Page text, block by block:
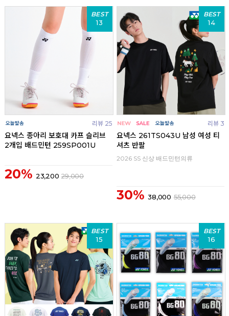
BEST
13
리뷰 25
요넥스 종아리 보호대 카프 슬리브
2개입 배드민턴 259SP001U
20% 23,200 29,000
BEST
14
리뷰 3
요넥스 261TS043U 남성 여성 티
셔츠 반팔
2026 SS 신상 배드민턴의류
30% 38,000 55,000
BEST
15
BEST
16